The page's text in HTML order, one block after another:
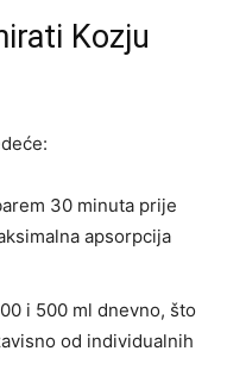
Kozju
30 minuta prije
apsorpcija
i 500 ml dnevno, što
od individualnih